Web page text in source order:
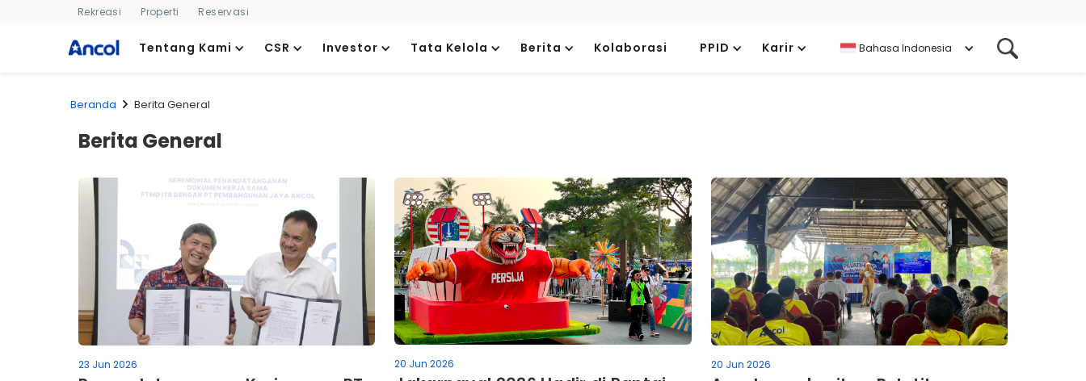
Rekreasi Properti Reservasi
Tentang Kami CSR Investor Tata Kelola Berita Kolaborasi PPID Karir Bahasa Indonesia
Beranda Berita General
Berita General
23 Jun 2026 20 Jun 2026 20 Jun 2026